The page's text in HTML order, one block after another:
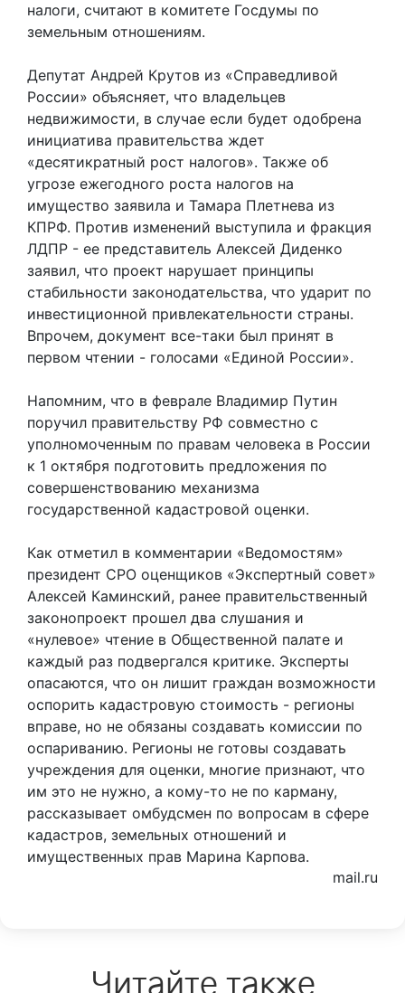
налоги, считают в комитете Госдумы по
земельным отношениям.
Депутат Андрей Крутов из «Справедливой
России» объясняет, что владельцев
недвижимости, в случае если будет одобрена
инициатива правительства ждет
«десятикратный рост налогов». Также об
угрозе ежегодного роста налогов на
имущество заявила и Тамара Плетнева из
КПРФ. Против изменений выступила и фракция
ЛДПР - ее представитель Алексей Диденко
заявил, что проект нарушает принципы
стабильности законодательства, что ударит по
инвестиционной привлекательности страны.
Впрочем, документ все-таки был принят в
первом чтении - голосами «Единой России».
Напомним, что в феврале Владимир Путин
поручил правительству РФ совместно с
уполномоченным по правам человека в России
к 1 октября подготовить предложения по
совершенствованию механизма
государственной кадастровой оценки.
Как отметил в комментарии «Ведомостям»
президент СРО оценщиков «Экспертный совет»
Алексей Каминский, ранее правительственный
законопроект прошел два слушания и
«нулевое» чтение в Общественной палате и
каждый раз подвергался критике. Эксперты
опасаются, что он лишит граждан возможности
оспорить кадастровую стоимость - регионы
вправе, но не обязаны создавать комиссии по
оспариванию. Регионы не готовы создавать
учреждения для оценки, многие признают, что
им это не нужно, а кому-то не по карману,
рассказывает омбудсмен по вопросам в сфере
кадастров, земельных отношений и
имущественных прав Марина Карпова.
mail.ru
Читайте также